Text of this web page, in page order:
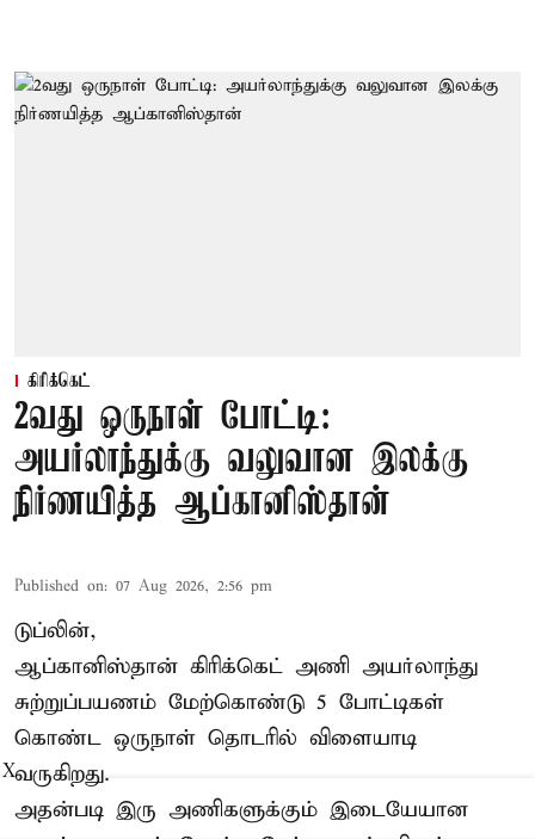
கிரிக்கெட்
2வது ஒருநாள் போட்டி:
அயர்லாந்துக்கு வலுவான இலக்கு
நிர்ணயித்த ஆப்கானிஸ்தான்
Published on: 07 Aug 2026, 2:56 pm
டுப்லின்,
ஆப்கானிஸ்தான் கிரிக்கெட் அணி அயர்லாந்து
சுற்றுப்பயணம் மேற்கொண்டு 5 போட்டிகள்
கொண்ட ஒருநாள் தொடரில் விளையாடி
வருகிறது.
அதன்படி இரு அணிகளுக்கும் இடையேயான
X